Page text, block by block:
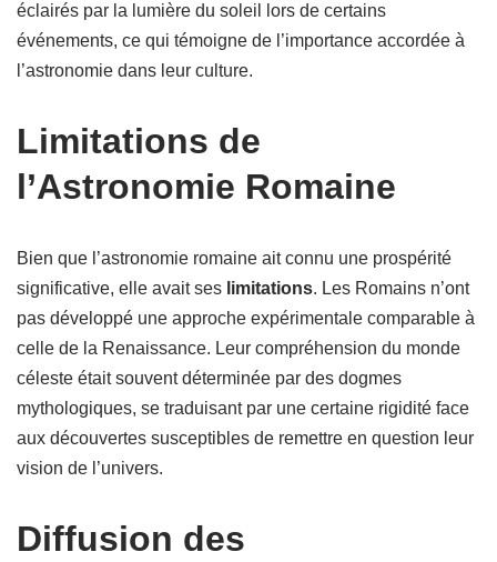
éclairés par la lumière du soleil lors de certains
événements, ce qui témoigne de l’importance accordée à
l’astronomie dans leur culture.
Limitations de
l’Astronomie Romaine
Bien que l’astronomie romaine ait connu une prospérité
significative, elle avait ses limitations. Les Romains n’ont
pas développé une approche expérimentale comparable à
celle de la Renaissance. Leur compréhension du monde
céleste était souvent déterminée par des dogmes
mythologiques, se traduisant par une certaine rigidité face
aux découvertes susceptibles de remettre en question leur
vision de l’univers.
Diffusion des